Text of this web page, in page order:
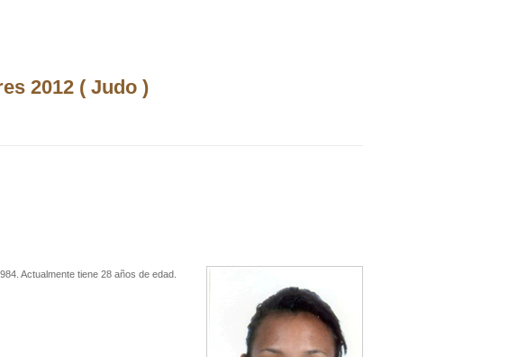
2012 ( Judo )
Actualmente tiene 28 años de edad.